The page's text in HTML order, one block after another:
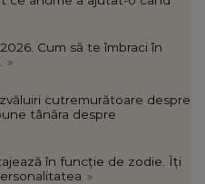
Cum să te îmbraci în
»
cutremurătoare despre
tânăra despre
în funcție de zodie. Îți
»